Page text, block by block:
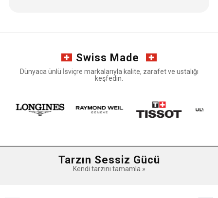
Swiss Made
Dünyaca ünlü İsviçre markalarıyla kalite, zarafet ve ustalığı
keşfedin.
↔
Kaydır
Tarzın Sessiz Gücü
Kendi tarzını tamamla »